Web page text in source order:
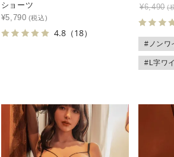
ショーツ
¥5,790
4.8（18）
¥6,490
#ノンワ
#L字ワ